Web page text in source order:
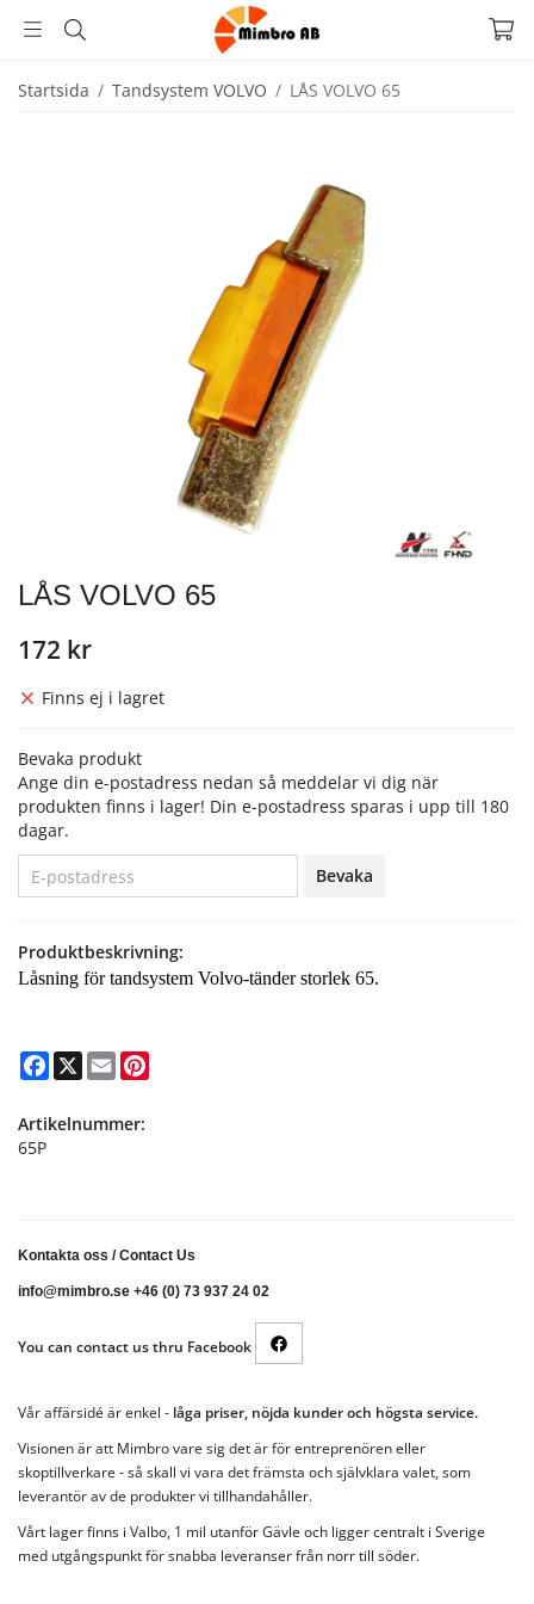
Startsida / Tandsystem VOLVO / LÅS VOLVO 65
LÅS VOLVO 65
172 kr
Finns ej i lagret
Bevaka produkt
Ange din e-postadress nedan så meddelar vi dig när
produkten finns i lager! Din e-postadress sparas i upp till 180
dagar.
Bevaka
Produktbeskrivning:
Låsning för tandsystem Volvo-tänder storlek 65.
Facebook
X Email
Artikelnummer:
65P
Kontakta oss /Contact Us
info@mimbro.se +46 (0) 73 937 24 02
You can contact us thru Facebook
Vår affärsidé är enkel - låga priser, nöjda kunder och högsta service.
Visionen är att Mimbro vare sig det är för entreprenören eller
skoptillverkare - så skall vi vara det främsta och självklara valet, som
leverantör av de produkter vi tillhandahåller.
Vårt lager finns i Valbo, 1 mil utanför Gävle och ligger centralt i Sverige
med utgångspunkt för snabba leveranser från norr till söder.